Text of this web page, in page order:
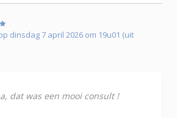
dinsdag 7 april 2026 om 19u01 (uit
dat was een mooi consult !